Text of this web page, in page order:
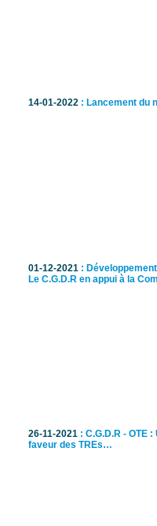
14-01-2022 : Lancement du
01-12-2021 :
Le C.G.D.R en appui à la
26-11-2021 : C.G.D.R - OTE
faveur des TREs…